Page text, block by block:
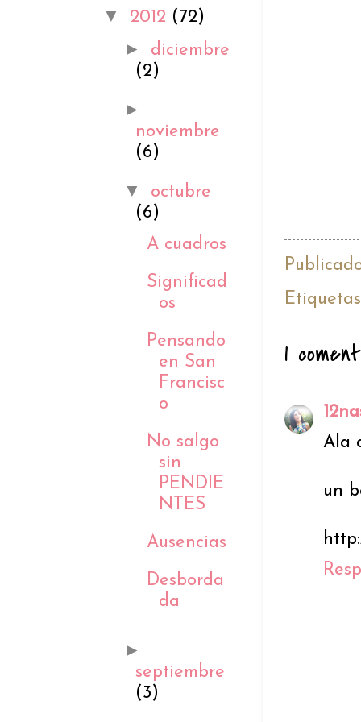
1
Ala
un
▼ 2012 (72)
► diciembre
(2)
►
noviembre
(6)
▼ octubre
(6)
A cuadros
Significad
os
Pensando
en San
Francisc
o
No salgo
sin
PENDIE
NTES
Ausencias
Desborda
da
►
septiembre
(3)